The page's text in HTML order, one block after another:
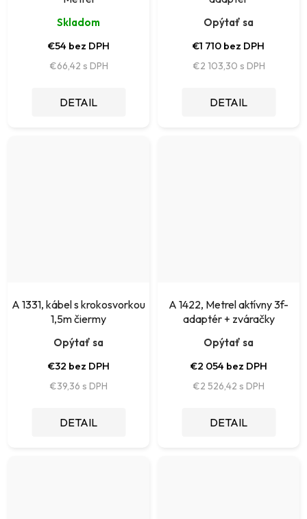
Skladom
€54 bez DPH
€66,42
DETAIL
Opýtať sa
€1 710 bez DPH
€2 103,30
DETAIL
A 1331, kábel s krokosvorkou
1,5m čiermy
Opýtať sa
€32 bez DPH
€39,36
DETAIL
A 1422, Metrel aktívny 3f-
adaptér + zváračky
Opýtať sa
€2 054 bez DPH
€2 526,42
DETAIL